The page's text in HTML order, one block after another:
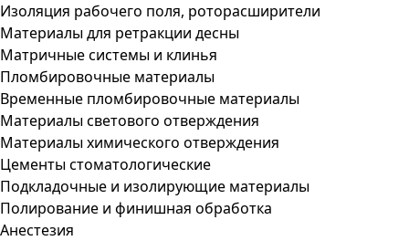
Изоляция рабочего поля, роторасширители
Материалы для ретракции десны
Матричные системы и клинья
Пломбировочные материалы
Временные пломбировочные материалы
Материалы светового отверждения
Материалы химического отверждения
Цементы стоматологические
Подкладочные и изолирующие материалы
Полирование и финишная обработка
Анестезия